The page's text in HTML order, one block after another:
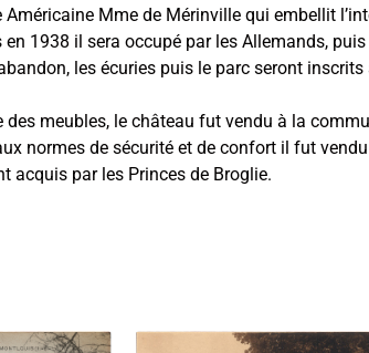
Mme de Mérinville qui embellit
1938 il sera occupé par les Allemands,
les écuries puis le parc seront
des meubles, le château fut vendu à la
normes de sécurité et de confort il fut
acquis par les Princes de Broglie.